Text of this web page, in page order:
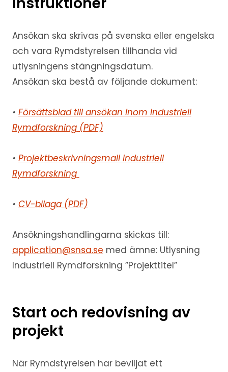
Ansökan ska skrivas på svenska eller engelska
och vara Rymdstyrelsen tillhanda vid
utlysningens stängningsdatum.
Ansökan ska bestå av följande dokument:
• Försättsblad till ansökan inom Industriell
Rymdforskning (PDF)
• Projektbeskrivningsmall Industriell
Rymdforskning
• CV-bilaga (PDF)
Ansökningshandlingarna skickas till:
application@snsa.se med ämne: Utlysning
Industriell Rymdforskning ”Projekttitel”
Start och redovisning av
projekt
När Rymdstyrelsen har beviljat ett